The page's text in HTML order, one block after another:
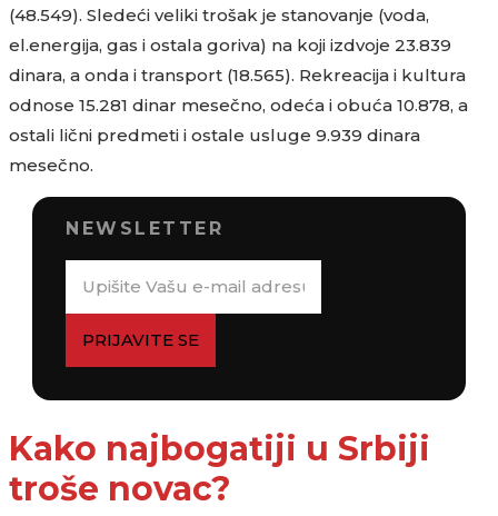
(48.549). Sledeći veliki trošak je stanovanje (voda,
el.energija, gas i ostala goriva) na koji izdvoje 23.839
dinara, a onda i transport (18.565). Rekreacija i kultura
odnose 15.281 dinar mesečno, odeća i obuća 10.878, a
ostali lični predmeti i ostale usluge 9.939 dinara
mesečno.
NEWSLETTER
PRIJAVITE SE
Kako najbogatiji u Srbiji
troše novac?